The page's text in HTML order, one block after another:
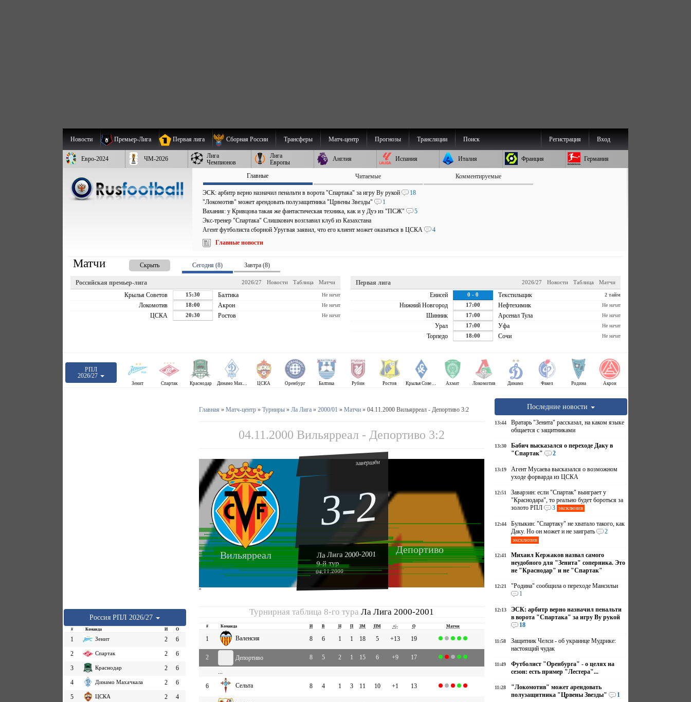
Новости Премьер-Лига Первая лига Сборная России Трансферы Матч-центр Прогнозы Трансляции Поиск Вход
Регистрация
Евро-2024 ЧМ-2026
Лига
Чемпионов
Лига
Европы
Англия Испания Италия Франция Германия
Главные Читаемые Комментируемые
ЭСК: арбитр верно назначил пенальти в ворота "Спартака" за игру Ву рукой
18
"Локомотив" может арендовать полузащитника "Црвены Звезды"
1
Вахания: у Кривцова такая же фантастическая техника, как и у Дуэ из "ПСЖ"
5
Экс-тренер "Спартака" Слишкович возглавил клуб из Казахстана
Агент футболиста сборной Уругвая заявил, что его клиент может оказаться в ЦСКА
4
Главные новости
Матчи Скрыть Сегодня (8) Завтра (8)
Российская премьер-лига Матчи
Таблица
Новости
2026/27
Крылья Советов 15:30 Балтика Не начат
Локомотив 18:00 Акрон Не начат
ЦСКА 20:30 Ростов Не начат
Первая лига Матчи
Таблица
Новости
2026/27
Енисей 0 - 0 Текстильщик 2 тайм
Нижний Новгород 17:00 Нефтехимик Не начат
Шинник 17:00 Арсенал Тула Не начат
Урал 17:00 Уфа Не начат
Торпедо 18:00 Сочи Не начат
РПЛ
2026/27
Зенит Спартак Краснодар Динамо Махачкала ЦСКА Оренбург Балтика Рубин Ростов Крылья Советов Ахмат Локомотив Динамо Факел Родина Акрон
Россия РПЛ 2026/27
# Команда И О
1 Зенит 2
6
2
Спартак 2
6
3
Краснодар 2
6
4
Динамо Махачкала 2
6
5
ЦСКА 2
4
Главная » Матч-центр» Турниры» Ла Лига» 2000/01 » Матчи» 04.11.2000 Вильярреал - Депортиво 3:2
04.11.2000 Вильярреал - Депортиво 3:2
Вильярреал
Депортиво
завершён
3-2
Ла Лига 2000-2001
9-й тур
04.11.2000
''
Турнирная таблица 8-го тураЛа Лига 2000-2001
# Команда И В Н П ЗМ ПМ +|- О Матчи
1 Валенсия 8 6 1 1 18 5 +13 19
2 Депортиво 8 5 2 1 15 6 +9
17
...
6
Сельта 8 4 1 3 11 10 +1 13
Последние новости
13:44
Вратарь "Зенита" рассказал, на каком языке
общается с защитниками
13:30
Бабич высказался о переходе Даку в
"Спартак"
2
13:19
Агент Мусаева высказался о возможном
уходе форварда из ЦСКА
12:51
Заварзин: если "Спартак" выиграет у
"Краснодара", то реально будет бороться за
золото РПЛ
3 эксклюзив
12:44
Булыкин: "Спартаку" не хватало такого, как
Даку. Но он может и не заиграть
2
эксклюзив
12:41
Михаил Кержаков назвал самого
неудобного для "Зенита" соперника. Это
не "Краснодар" и не "Спартак"
12:21
"Родина" сообщила о переходе Мансильи
1
12:13
ЭСК: арбитр верно назначил пенальти
в ворота "Спартака" за игру Ву рукой
18
11:58
Защитник Челси - об украинце Мудрике:
настоящий чудак
11:49
Футболист "Оренбурга" - о целях на
сезон: есть пример "Лестера"...
11:28
"Локомотив" может арендовать
полузащитника "Црвены Звезды"
1